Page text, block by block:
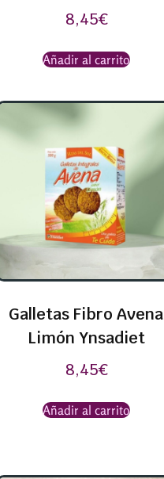
8,45€
Añadir al carrito
Galletas Fibro Avena
Limón Ynsadiet
8,45€
Añadir al carrito